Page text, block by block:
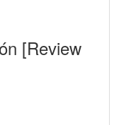
[Review